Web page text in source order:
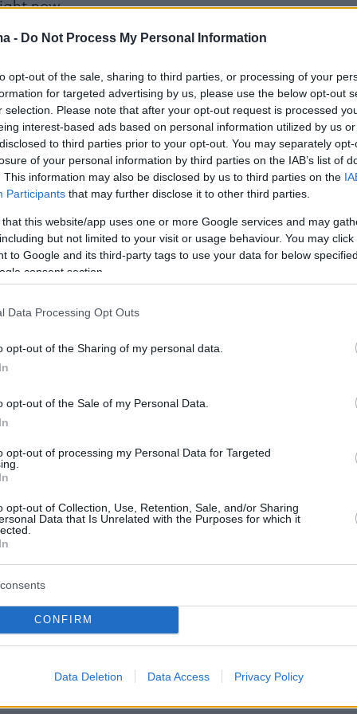
- Do Not Process My Personal Information
opt-out of the sale, sharing to third parties, or processing of your
for targeted advertising by us, please use the below opt-out
selection. Please note that after your opt-out request is processed
interest-based ads based on personal information utilized by us
to third parties prior to your opt-out. You may separately
of your personal information by third parties on the IAB’s list of
This information may also be disclosed by us to third parties on the
Participants that may further disclose it to other third parties.
that this website/app uses one or more Google services and may
but not limited to your visit or usage behaviour. You may
to Google and its third-party tags to use your data for below
consent section.
Data Processing Opt Outs
opt-out of the Sharing of my personal data.
opt-out of the Sale of my Personal Data.
opt-out of processing my Personal Data for Targeted
opt-out of Collection, Use, Retention, Sale, and/or Sharing
Data that Is Unrelated with the Purposes for which it
CONFIRM
Data Deletion Data Access Privacy Policy
now
are purposefully killing civilians, regardless of
In addition, they have led the situation in the
catastrophe. pic.twitter.com/zbzjJ2uWzn
March 16, 2022
local media, up to 1,000 people could have been
All of them are now under the rubble of the
exact number of casualties is still unknown.
4L3D8lt39E
March 16, 2022
πληροφορίες, η πτώση βόμβας στο θέατρο
που αποτελούσε καταφύγιο για
Drama Theater in Mariupol.
by a Russian air-dropped bomb today, on March 16,
You’re going to pay for this.